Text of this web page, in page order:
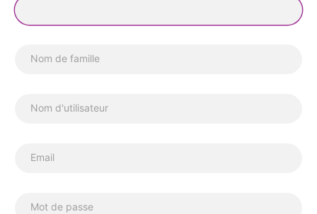
Nom de famille
Nom d'utilisateur
Email
Mot de passe